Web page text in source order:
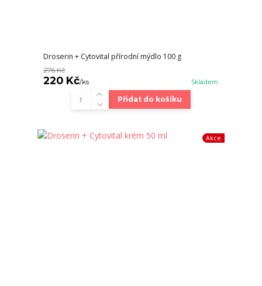
Droserin + Cytovital přírodní mýdlo 100 g
276 Kč
220 Kč/ks Skladem
Přidat do košíku
Akce